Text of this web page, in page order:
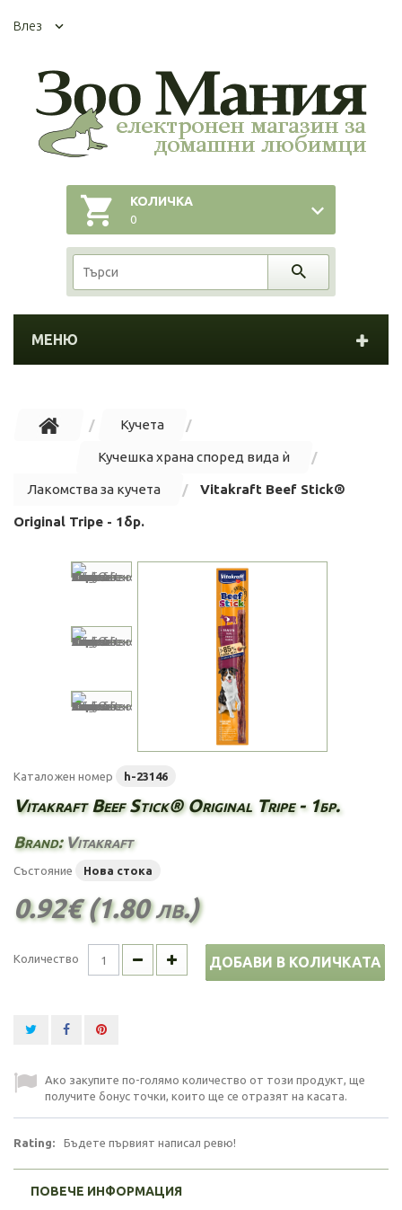
Влез
КОЛИЧКА
0
МЕНЮ
Кучета
Кучешка храна според вида ѝ
Лакомства за кучета Vitakraft Beef Stick®
Original Tripe - 1бр.
Каталожен номер h-23146
Vitakraft Beef Stick® Original Tripe - 1бр.
Brand: Vitakraft
Състояние Нова стока
0.92€ (1.80 лв.)
Количество ДОБАВИ В КОЛИЧКАТА
Ако закупите по-голямо количество от този продукт, ще
получите бонус точки, които ще се отразят на касата.
Rating: Бъдете първият написал ревю!
ПОВЕЧЕ ИНФОРМАЦИЯ